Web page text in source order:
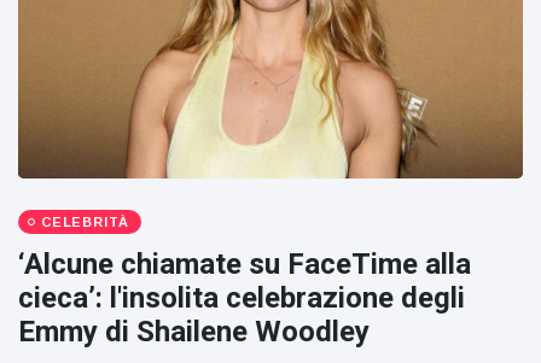
CELEBRITÀ
‘Alcune chiamate su FaceTime alla
cieca’: l'insolita celebrazione degli
Emmy di Shailene Woodley